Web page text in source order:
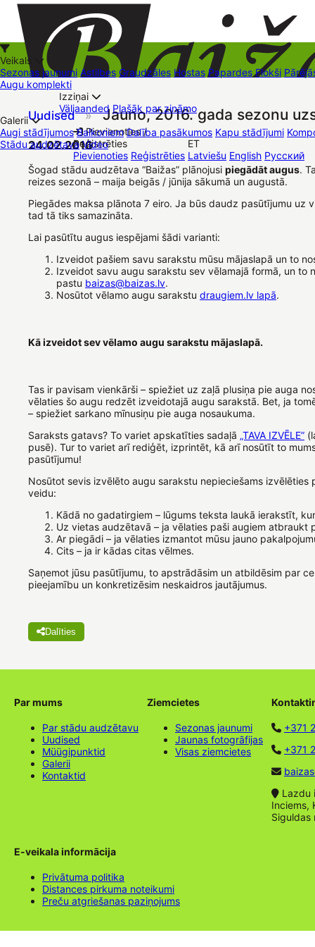
+37126545879 baizas@baizas.lv
Pievienoties /
Reģistrēties
Pievienoties Reģistrēties
ET
Latviešu English Русский
Veikals
Sezonas jaunumi Astilbes Graudzāles Hostas Papardes Flokši
Augu komplekti
Kā iepirkties
Izziņai
Väljaanded Plašāk par zināmo
Galerii
Augi stādījumos Balkoniem Dalība pasākumos Kapu stādījumi
Stādu audzētava Video
Kontaktid Dāvanu kartes Augu komplekti
Uudised » Jauno, 2016. gada sezonu
24.02.2016
Šogad stādu audzētava “Baižas” plānojusi piegādāt augus.
reizes sezonā – maija beigās / jūnija sākumā un augustā.
Piegādes maksa plānota 7 eiro. Ja būs daudz pasūtījumu uz
tad tā tiks samazināta.
Lai pasūtītu augus iespējami šādi varianti:
Izveidot pašiem savu sarakstu mūsu mājaslapā un to
Izveidot savu augu sarakstu sev vēlamajā formā, un to
pastu baizas@baizas.lv.
Nosūtot vēlamo augu sarakstu draugiem.lv lapā.
Kā izveidot sev vēlamo augu sarakstu mājaslapā.
Tas ir pavisam vienkārši – spiežiet uz zaļā plusiņa pie auga
vēlaties šo augu redzēt izveidotajā augu sarakstā. Bet, ja
– spiežiet sarkano mīnusiņu pie auga nosaukuma.
Saraksts gatavs? To variet apskatīties sadaļā „TAVA IZVĒLE”
pusē). Tur to variet arī rediģēt, izprintēt, kā arī nosūtīt to
pasūtījumu!
Nosūtot sevis izvēlēto augu sarakstu nepieciešams izvēlēties
veidu:
Kādā no gadatirgiem – lūgums teksta laukā ierakstīt,
Uz vietas audzētavā – ja vēlaties paši augiem atbraukt
Ar piegādi – ja vēlaties izmantot mūsu jauno
Cits – ja ir kādas citas vēlmes.
Saņemot jūsu pasūtījumu, to apstrādāsim un atbildēsim par
pieejamību un konkretizēsim neskaidros jautājumus.
Dalīties
Par mums
Par stādu audzētavu
Uudised
Müügipunktid
Galerii
Kontaktid
Ziemcietes
Sezonas jaunumi
Jaunas fotogrāfijas
Visas ziemcietes
+371
+371
Lazdu
Inciems,
Siguldas
E-veikala informācija
Privātuma politika
Distances pirkuma noteikumi
Preču atgriešanas paziņojums